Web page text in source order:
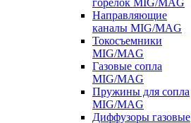
горелок MIG/MAG
Направляющие
каналы MIG/MAG
Токосъемники
MIG/MAG
Газовые сопла
MIG/MAG
Пружины для сопла
MIG/MAG
Диффузоры газовые